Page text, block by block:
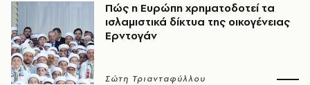
Πώς η Ευρώπη χρηματοδοτεί τα
ισλαμιστικά δίκτυα της οικογένειας
Ερντογάν
Σώτη Τριανταφύλλου